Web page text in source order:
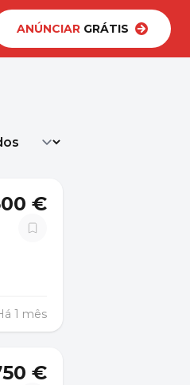
ANÚNCIARGRÁTIS
€
1 mês
€